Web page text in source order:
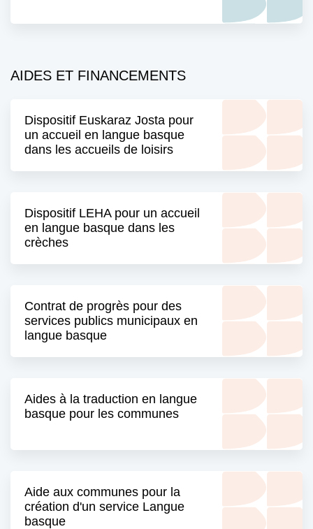
AIDES ET FINANCEMENTS
Dispositif Euskaraz Josta pour
un accueil en langue basque
dans les accueils de loisirs
Dispositif LEHA pour un accueil
en langue basque dans les
crèches
Contrat de progrès pour des
services publics municipaux en
langue basque
Aides à la traduction en langue
basque pour les communes
Aide aux communes pour la
création d'un service Langue
basque